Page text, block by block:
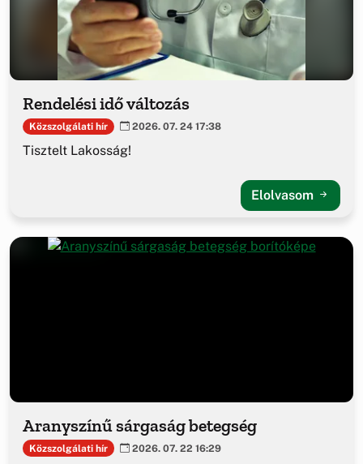
Rendelési idő változás
Közszolgálati hír 2026. 07. 24 17:38
Tisztelt Lakosság!
Elolvasom
Aranyszínű sárgaság betegség
Közszolgálati hír 2026. 07. 22 16:29